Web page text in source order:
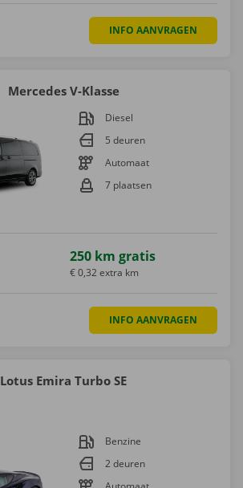
INFO AANVRAGEN
Mercedes V-Klasse
Diesel
5 deuren
Automaat
7 plaatsen
250 km gratis
€ 0,32 extra km
INFO AANVRAGEN
Lotus Emira Turbo SE
Benzine
2 deuren